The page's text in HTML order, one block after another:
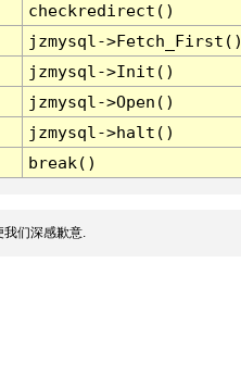
checkredirect()
jzmysql-
jzmysql->Init()
jzmysql->Open()
jzmysql->halt()
break()
们深感歉意.